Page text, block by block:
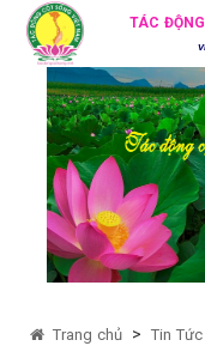
TÁC
Trang chủ > Tin Tức